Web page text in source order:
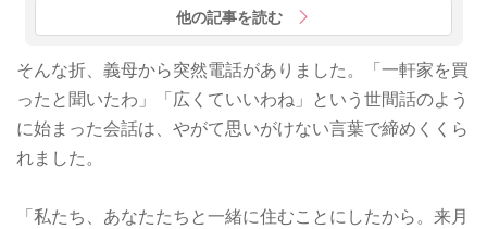
他の記事を読む
そんな折、義母から突然電話がありました。「一軒家を買
ったと聞いたわ」「広くていいわね」という世間話のよう
に始まった会話は、やがて思いがけない言葉で締めくくら
れました。
「私たち、あなたたちと一緒に住むことにしたから。来月